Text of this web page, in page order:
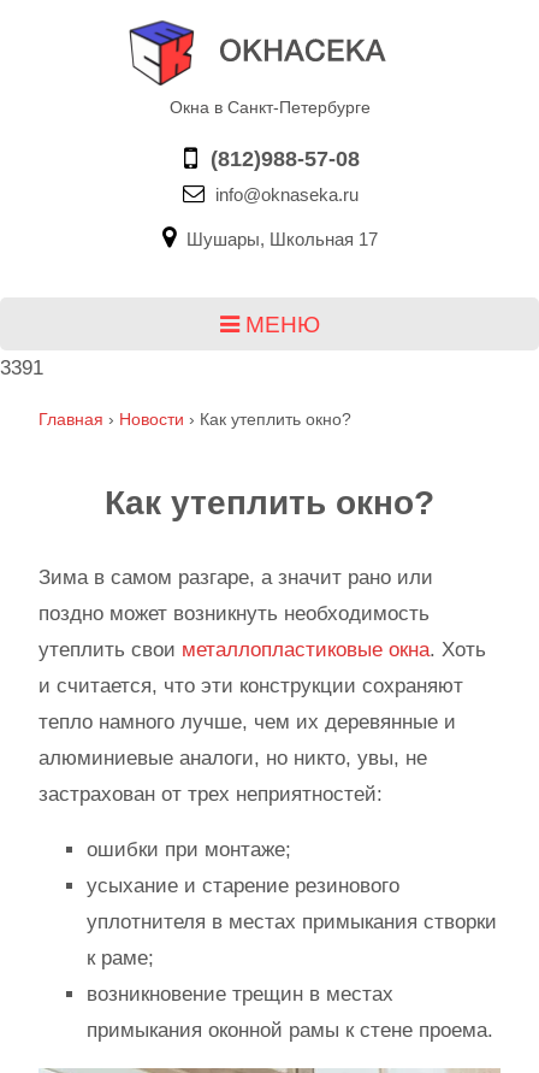
Окна в Санкт-Петербурге
(812)988-57-08
info@oknaseka.ru
Шушары, Школьная 17
МЕНЮ
3391
Главная › Новости › Как утеплить окно?
Как утеплить окно?
Зима в самом разгаре, а значит рано или
поздно может возникнуть необходимость
утеплить свои металлопластиковые окна. Хоть
и считается, что эти конструкции сохраняют
тепло намного лучше, чем их деревянные и
алюминиевые аналоги, но никто, увы, не
застрахован от трех неприятностей:
ошибки при монтаже;
усыхание и старение резинового
уплотнителя в местах примыкания створки
к раме;
возникновение трещин в местах
примыкания оконной рамы к стене проема.